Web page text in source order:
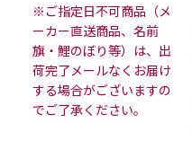
※ご指定日不可商品（メ
ーカー直送商品、名前
旗・鯉のぼり等）は、出
荷完了メールなくお届け
する場合がございますの
でご了承ください。